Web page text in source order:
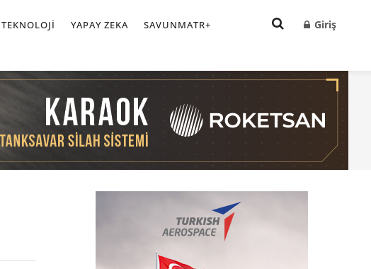
TEKNOLOJI YAPAY ZEKA SAVUNMATR+ Giriş